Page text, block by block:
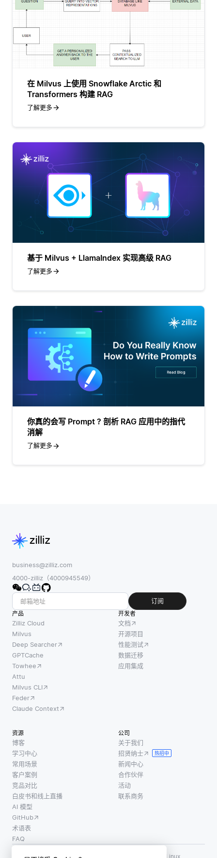
在 Milvus 上使用 Snowflake Arctic 和
Transformers 构建 RAG
了解更多
基于 Milvus + LlamaIndex 实现高级 RAG
了解更多
你真的会写 Prompt ? 剖析 RAG 应用中的指代
消解
了解更多
business@zilliz.com
4000-zilliz（4000945549）
订阅
产品
Zilliz Cloud
Milvus
Deep Searcher
GPTCache
Towhee
Attu
Milvus CLI
Feder
Claude Context
开发者
文档
开源项目
性能测试
数据迁移
应用集成
资源
博客
学习中心
常用场景
客户案例
竞品对比
白皮书和线上直播
AI 模型
GitHub
术语表
FAQ
公司
关于我们
招贤纳士
热招中
新闻中心
合作伙伴
活动
联系商务
使用条款
LF AI、LF AI & Data、Milvus，以及相关的开源项目名称为 Linux